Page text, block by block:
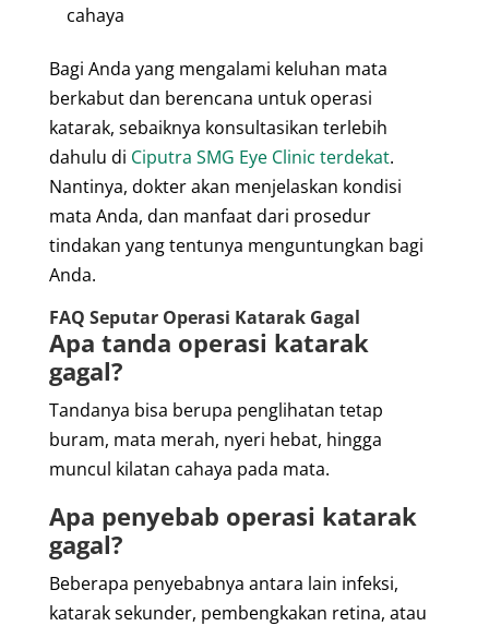
cahaya
Bagi Anda yang mengalami keluhan mata
berkabut dan berencana untuk operasi
katarak, sebaiknya konsultasikan terlebih
dahulu di Ciputra SMG Eye Clinic terdekat.
Nantinya, dokter akan menjelaskan kondisi
mata Anda, dan manfaat dari prosedur
tindakan yang tentunya menguntungkan bagi
Anda.
FAQ Seputar Operasi Katarak Gagal
Apa tanda operasi katarak
gagal?
Tandanya bisa berupa penglihatan tetap
buram, mata merah, nyeri hebat, hingga
muncul kilatan cahaya pada mata.
Apa penyebab operasi katarak
gagal?
Beberapa penyebabnya antara lain infeksi,
katarak sekunder, pembengkakan retina, atau